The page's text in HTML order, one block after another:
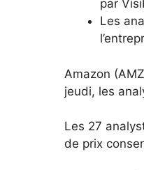
par
Les
Amazon
jeudi, les
Les 27
de prix